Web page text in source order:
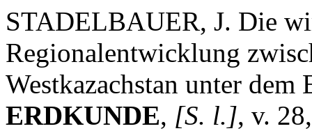
STADELBAUER, J. Die
Regionalentwicklung
Westkazachstan unter dem
ERDKUNDE, [S. l.], v.